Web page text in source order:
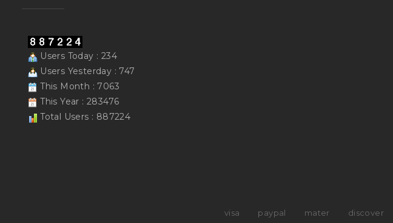
Users Today : 234
Users Yesterday : 747
This Month : 7063
This Year : 283476
Total Users : 887224
visa paypal mater discover